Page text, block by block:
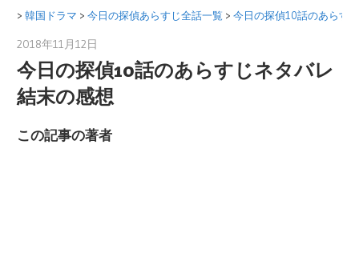
>韓国ドラマ >今日の探偵あらすじ全話一覧 >今日の探偵10話のあらす
2018年11月12日
今日の探偵10話のあらすじネタバレ
結末の感想
この記事の著者